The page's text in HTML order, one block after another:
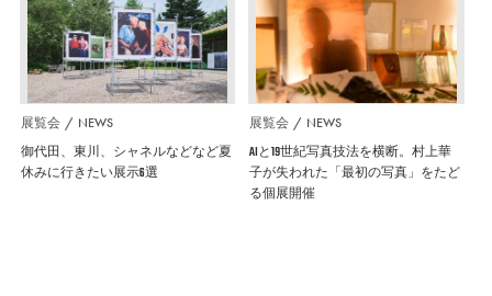
展覧会 NEWS
御代田、東川、シャネルなどなど夏
休みに行きたい展示6選
展覧会 NEWS
AIと19世紀写真技法を横断。村上華
子が失われた「最初の写真」をたど
る個展開催